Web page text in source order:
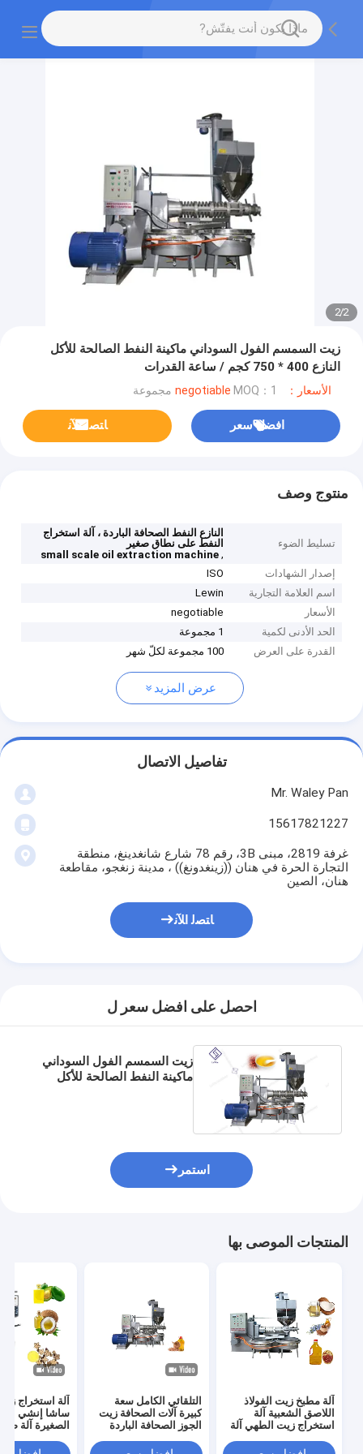
2
/
2
زيت السمسم الفول السوداني ماكينة النفط الصالحة للأكل
النازع 400 * 750 كجم / ساعة القدرات
الأسعار：negotiable MOQ：1 مجموعة
افضل سعر ﺎﺘﺼﻟ ﺍﻶﻧ
منتوج وصف
تسليط الضوء
النازع النفط الصحافة الباردة ، آلة استخراج
النفط على نطاق صغير
,
small scale oil extraction machine
إصدار الشهادات
ISO
اسم العلامة التجارية
Lewin
الأسعار
negotiable
الحد الأدنى لكمية
1 مجموعة
القدرة على العرض
100 مجموعة لكلّ شهر
عرض المزيد
تفاصيل الاتصال
Mr. Waley Pan
15617821227
غرفة 2819، مبنى 3B، رقم 78 شارع شانغدينغ، منطقة
التجارة الحرة في هنان ((زينغدونغ)) ، مدينة زنغجو، مقاطعة
هنان، الصين
ﺎﺘﺼﻟ ﺍﻶﻧ
احصل على افضل سعر ل
زيت السمسم الفول السوداني
ماكينة النفط الصالحة للأكل
استمر
المنتجات الموصى بها
آلة مطبخ زيت الفولاذ
اللاصق الشعبية آلة
استخراج زيت الطهي آلة
السوداني
التلقائي الكامل سعة
كبيرة آلات الصحافة زيت
الجوز الصحافة الباردة
آلة استخراج
ساشا إنشي
الصغيرة آلة